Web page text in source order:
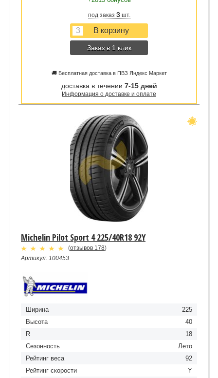
под заказ 3шт.
Заказ в 1 клик
🚚 Бесплатная доставка в ПВЗ Яндекс Маркет
доставка в течении 7-15 дней
Информация о доставке и оплате
Michelin Pilot Sport 4 225/40R18 92Y
(отзывов 178)
Артикул: 100453
Ширина
225
Высота
40
R
18
Сезонность
Лето
Рейтинг веса
92
Рейтинг скорости
Y